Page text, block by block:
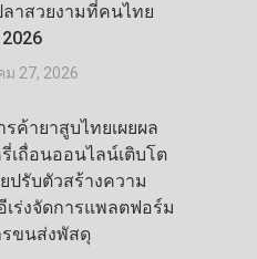
าสวยงามที่คนไทย
27, 2026
ค้ายาสูบไทยเผยผล
เถื่อนออนไลน์เติบโต
ปรับตัวสร้างความ
เร่งจัดการแพลตฟอร์ม
ขนส่งพัสดุ